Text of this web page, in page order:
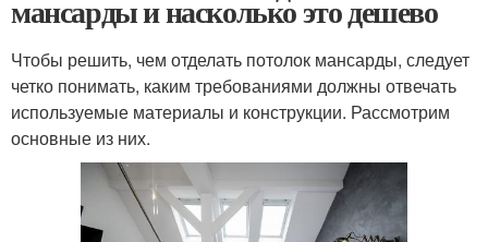
мансарды и насколько это дешево
Чтобы решить, чем отделать потолок мансарды, следует
четко понимать, каким требованиями должны отвечать
используемые материалы и конструкции. Рассмотрим
основные из них.